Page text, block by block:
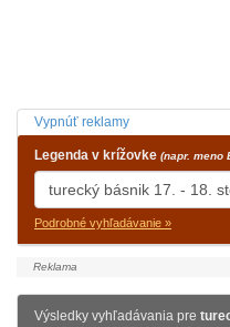
Vypnúť reklamy
Legenda v krížovke (napr. meno
Podrobné vyhľadávanie »
Výsledky vyhľadávania pre